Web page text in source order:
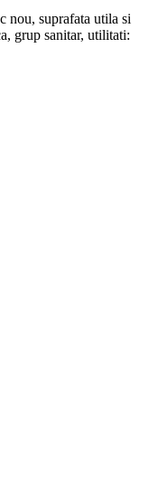
nou, suprafata utila si
grup sanitar, utilitati: